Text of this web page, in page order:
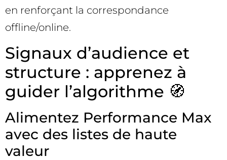
en renforçant la correspondance
offline/online.
Signaux d’audience et
structure : apprenez à
guider l’algorithme 🧭
Alimentez Performance Max
avec des listes de haute
valeur